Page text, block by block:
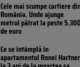
Cele mai scumpe cartiere
România. Unde ajunge
metrul pătrat la peste 5.300
de euro
Ce se întâmplă în
apartamentul Ronei